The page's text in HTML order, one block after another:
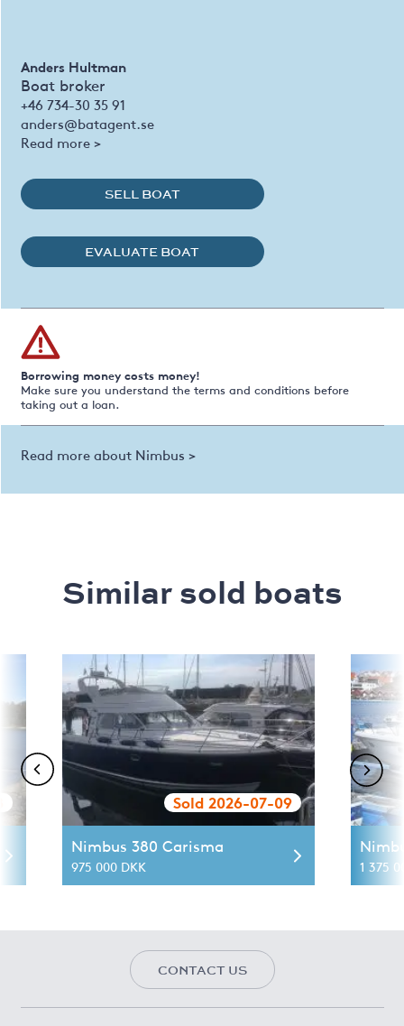
Anders Hultman
Boat broker
+46 734-30 35 91
anders@batagent.se
Read more >
SELL BOAT
EVALUATE BOAT
Borrowing money costs money!
Make sure you understand the terms and conditions before
taking out a loan.
Read more about Nimbus >
Similar sold boats
Sold 2026-07-09
Nimbus 380 Carisma
975 000 DKK 1 375
CONTACT US